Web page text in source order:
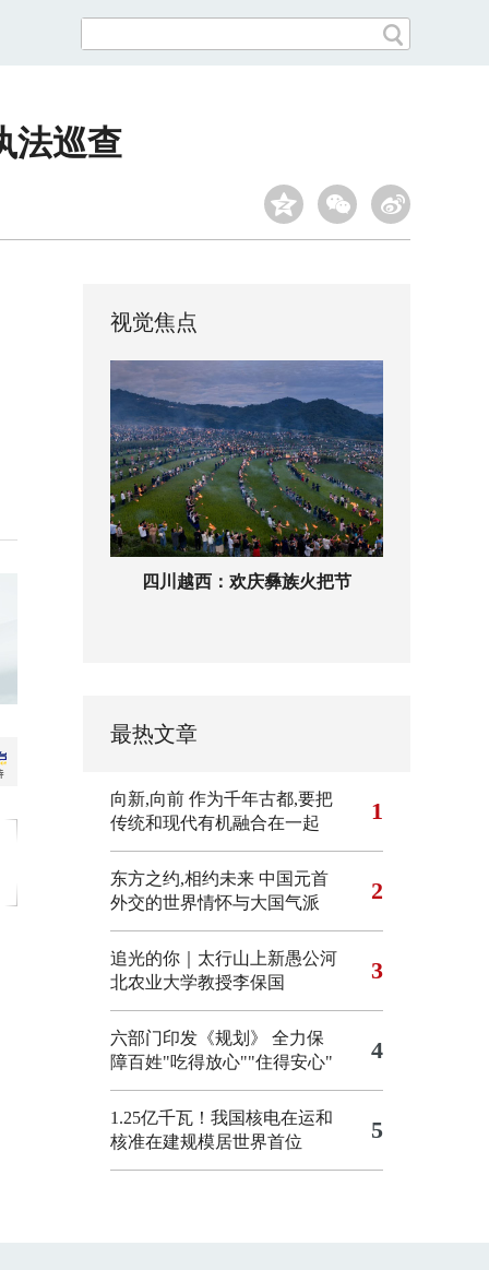
法巡查
视觉焦点
四川越西：欢庆彝族火把节
最热文章
向新,向前 作为千年古都,要把
传统和现代有机融合在一起
1
东方之约,相约未来 中国元首
外交的世界情怀与大国气派
2
追光的你｜太行山上新愚公河
北农业大学教授李保国
3
六部门印发《规划》 全力保
障百姓"吃得放心""住得安心"
4
1.25亿千瓦！我国核电在运和
核准在建规模居世界首位
5